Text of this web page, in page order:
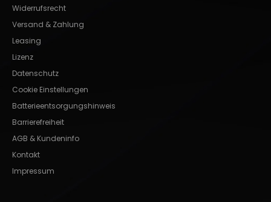
Widerrufsrecht
Versand & Zahlung
Leasing
Lizenz
Datenschutz
Cookie Einstellungen
Batterieentsorgungshinweis
Barrierefreiheit
AGB & Kundeninfo
Kontakt
Impressum